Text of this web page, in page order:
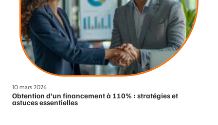
10 mars 2026
Obtention d’un financement à 110% : stratégies et
astuces essentielles